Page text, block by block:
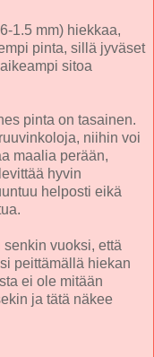
1.5 mm) hiekkaa,
pinta, sillä jyväset
sitoa
pinta on tasainen.
niihin voi
maalia perään,
hyvin
helposti eikä
vuoksi, että
peittämällä hiekan
ei ole mitään
ja tätä näkee